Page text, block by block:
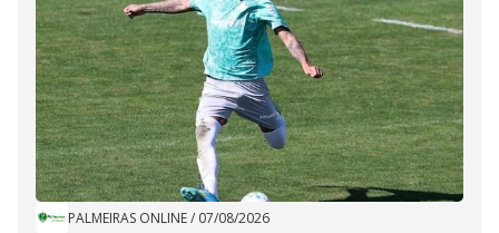
PALMEIRAS ONLINE/ 07/08/2026